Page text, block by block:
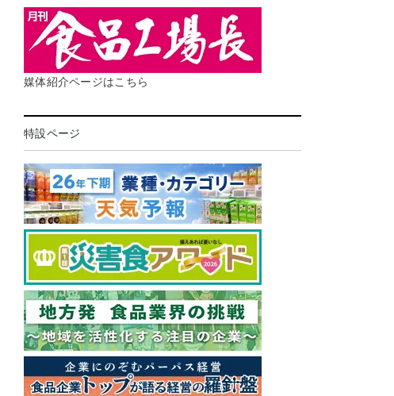
媒体紹介ページはこちら
特設ページ